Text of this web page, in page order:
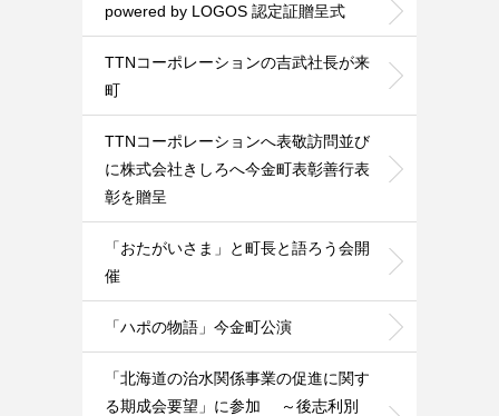
powered by LOGOS 認定証贈呈式
TTNコーポレーションの吉武社長が来
町
TTNコーポレーションへ表敬訪問並び
に株式会社きしろへ今金町表彰善行表
彰を贈呈
「おたがいさま」と町長と語ろう会開
催
「ハポの物語」今金町公演
「北海道の治水関係事業の促進に関す
る期成会要望」に参加 ～後志利別